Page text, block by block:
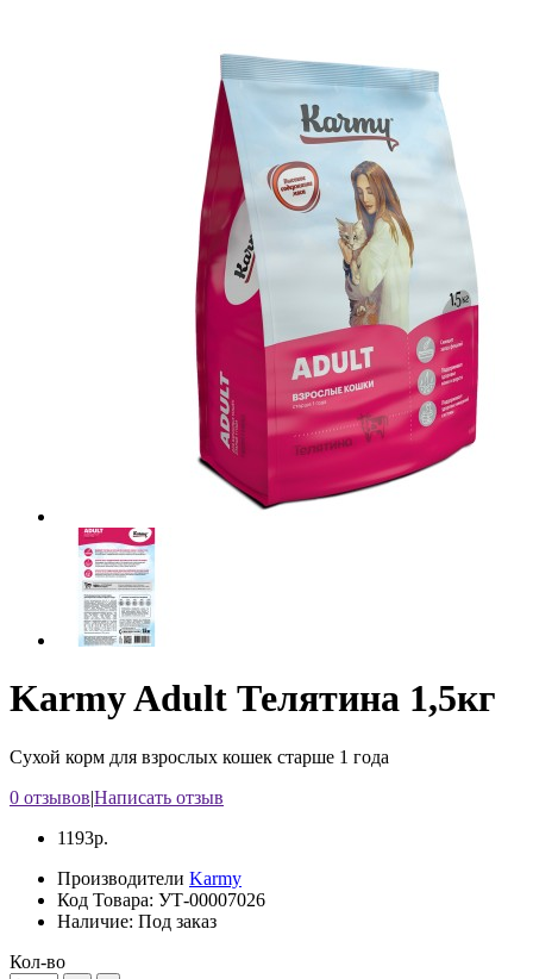
Karmy Adult Телятина 1,5кг
Сухой корм для взрослых кошек старше 1 года
0 отзывов|Написать отзыв
1193р.
Производители Karmy
Код Товара: УТ-00007026
Наличие: Под заказ
Кол-во